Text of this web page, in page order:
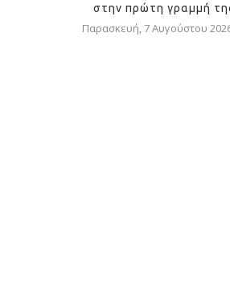
στην πρώτη γραμμή
Παρασκευή, 7 Αυγούστου